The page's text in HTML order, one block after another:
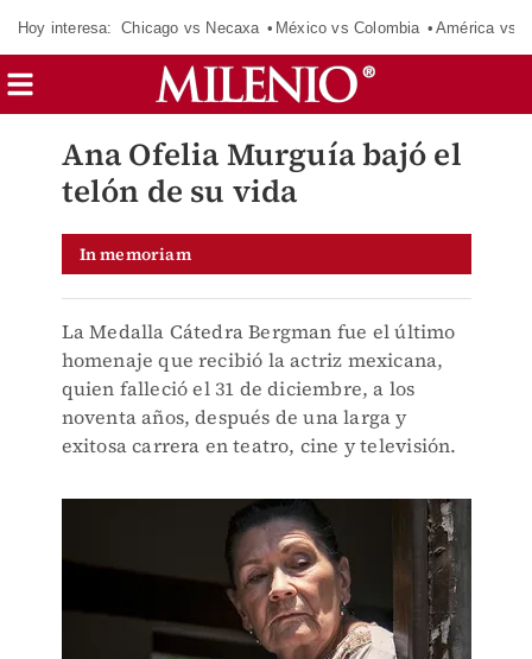
Hoy interesa: Chicago vs Necaxa México vs Colombia América vs
Ana Ofelia Murguía bajó el
telón de su vida
In memoriam
La Medalla Cátedra Bergman fue el último
homenaje que recibió la actriz mexicana,
quien falleció el 31 de diciembre, a los
noventa años, después de una larga y
exitosa carrera en teatro, cine y televisión.